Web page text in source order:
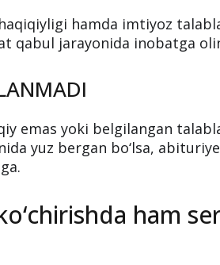
hamda imtiyoz
qabul jarayonida inobatga
emas yoki belgilangan
yuz bergan bo‘lsa,
ham